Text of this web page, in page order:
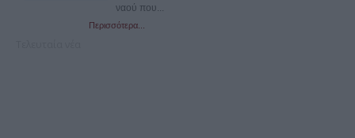
ναού που...
Περισσότερα...